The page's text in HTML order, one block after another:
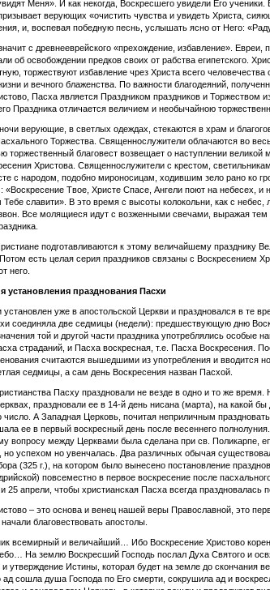
Меня». И как некогда, Воскресшего увидели Его ученики.
верующих «очистить чувства и увидеть Христа,
и, воспевая победную песнь, услышать ясно от Него:
с древнееврейского «прехождение, избавление». Евреи,
об освобождении предков своих от рабства египетского.
торжествуют избавление чрез Христа всего человечества
и вечного блаженства. По важности благодеяний,
Пасха является Праздником праздников и Торжеством
Праздника отличается величием и необычайною
верующие, в светлых одеждах, стекаются в храм и
Торжества. Священнослужители облачаются во
торжественный благовест возвещает о наступлении великой
Христова. Священнослужители с крестом,
с народом, подобно мироносицам, ходившим зело рано ко
«Воскресение Твое, Христе Спасе, Ангели поют на небесех, и
славити». В это время с высоты колокольни, как с небес,
Все молящиеся идут с возженными свечами, выражая тем
подготавливаются к этому величайшему празднику
есть целая серия праздников связаны с Воскресением
него.
установления празднования Пасхи
уже в апостольской Церкви и праздновался в те
соединяла две седмицы (недели): предшествующую дню
той и другой части праздника употреблялись особые
страданий, и Пасха воскресная, т.е. Пасха Воскресения.
считаются вышедшими из употребления и вводится
седмицы, а сам день Воскресения назван Пасхой.
Пасху праздновали не везде в одно и то же время.
праздновали ее в 14-й день нисана (марта), на какой
число. А Западная Церковь, по­читая неприличным
ее в первый воскресный день после весеннего
вопросу между Церквами была сделана при св. Поликарпе,
но успехом но увенчалась. Два различных обычая
(325 г.), на котором было вынесено постановление
повсеместно в первое воскресение после
25 апрели, чтобы христианская Пасха всегда праз­дновалась
– это основа и венец нашей веры Православной, это
благовествовать апостолы.
всемирный и величайший… Ибо Воскресение Христово
На землю Воскресший Господь послал Духа Святого и
утверждение Истины, которая будет на земле до скончания
сошла душа Господа по Его смерти, сокрушила ад и